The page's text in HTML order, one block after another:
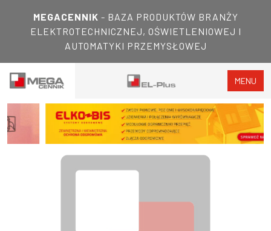
MEGACENNIK - BAZA PRODUKTÓW BRANŻY
ELEKTROTECHNICZNEJ, OŚWIETLENIOWEJ I
AUTOMATYKI PRZEMYSŁOWEJ
MENU